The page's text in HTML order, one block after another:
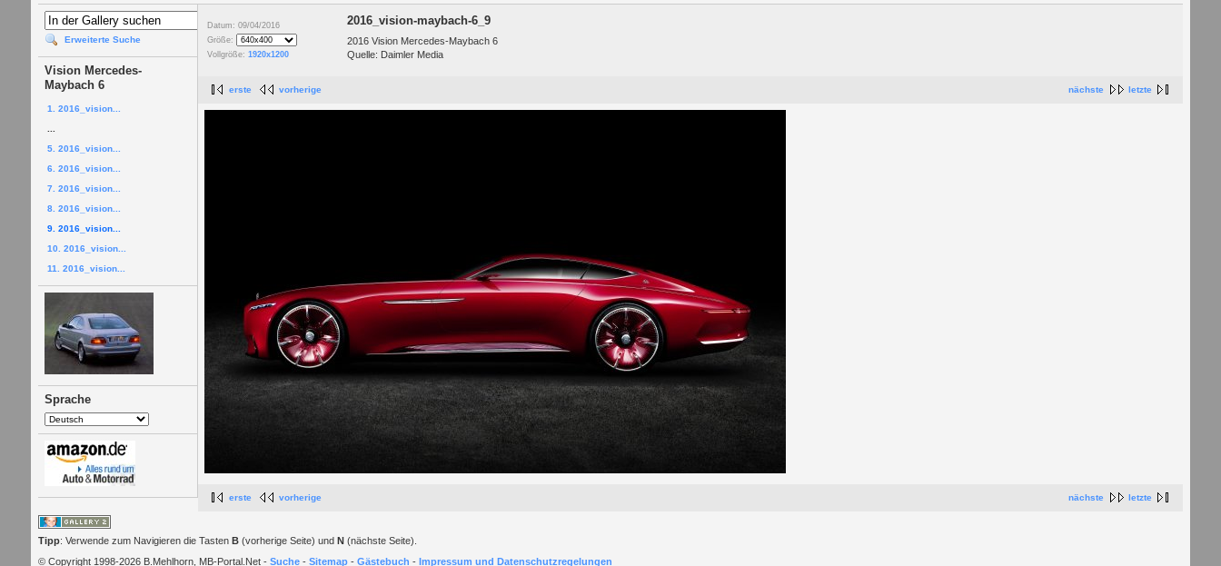
Erweiterte Suche
Vision Mercedes-
Maybach 6
1. 2016_vision...
5. 2016_vision...
6. 2016_vision...
7. 2016_vision...
8. 2016_vision...
9. 2016_vision...
10. 2016_vision...
11. 2016_vision...
Sprache
Datum: 09/04/2016
Größe:
Vollgröße: 1920x1200
2016_vision-maybach-6_9
2016 Vision Mercedes-Maybach 6
Quelle: Daimler Media
nächste letzte
erste vorherige
nächste letzte
erste vorherige
Tipp: Verwende zum Navigieren die Tasten B(vorherige Seite) und N(nächste Seite).
© Copyright 1998-2026 B.Mehlhorn, MB-Portal.Net - Suche- Sitemap- Gästebuch - Impressum und Datenschutzregelungen